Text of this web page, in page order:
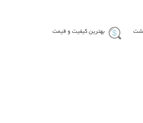
بهترین کیفیت و قیمت